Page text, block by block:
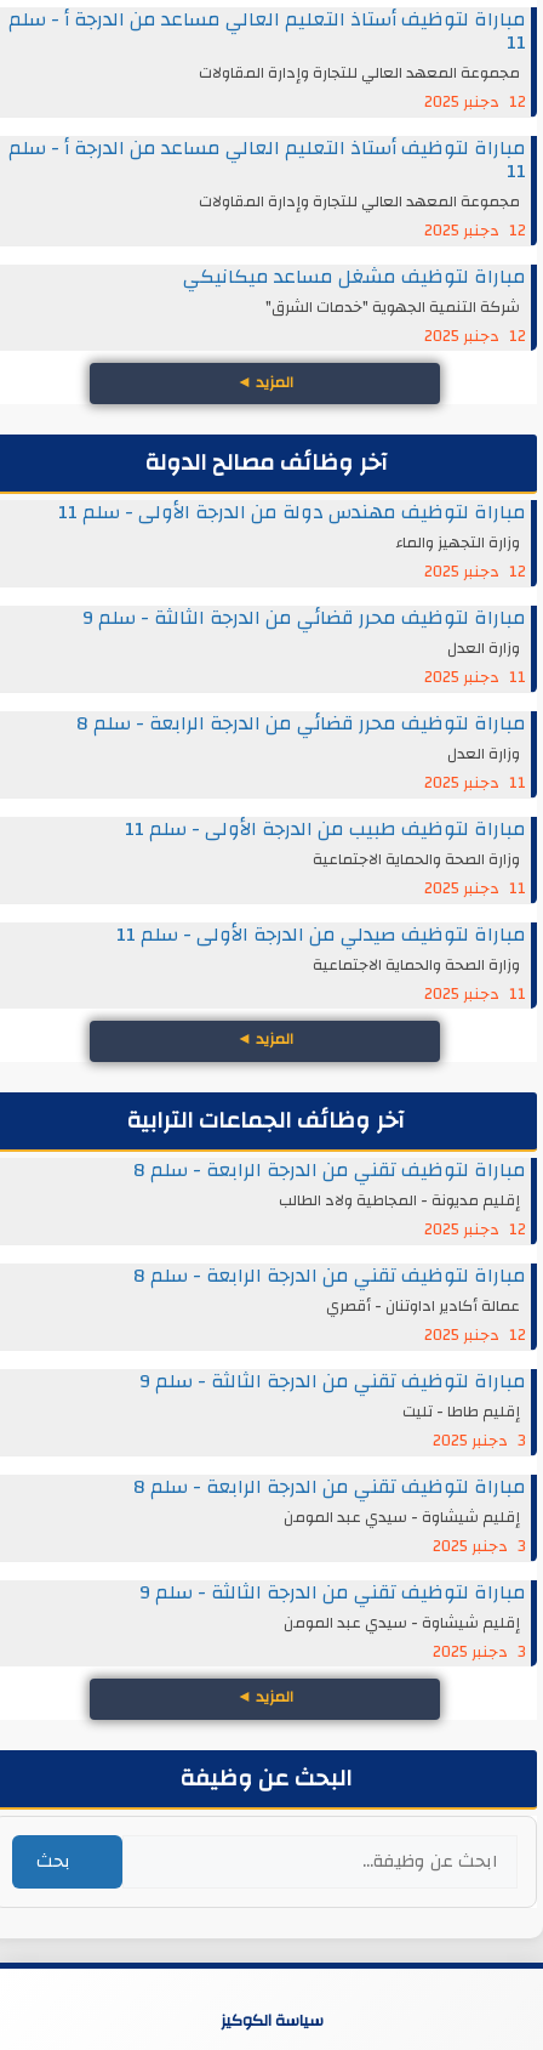
مباراة لتوظيف أستاذ التعليم العالي مساعد من الدرجة أ - سلم
11
مجموعة المعهد العالي للتجارة وإدارة المقاولات
12 دجنبر 2025
مباراة لتوظيف أستاذ التعليم العالي مساعد من الدرجة أ - سلم
11
مجموعة المعهد العالي للتجارة وإدارة المقاولات
12 دجنبر 2025
مباراة لتوظيف مشغل مساعد ميكانيكي
شركة التنمية الجهوية "خدمات الشرق"
12 دجنبر 2025
المزيد◄
آخر وظائف مصالح الدولة
مباراة لتوظيف مهندس دولة من الدرجة الأولى - سلم 11
وزارة التجهيز والماء
12 دجنبر 2025
مباراة لتوظيف محرر قضائي من الدرجة الثالثة - سلم 9
وزارة العدل
11 دجنبر 2025
مباراة لتوظيف محرر قضائي من الدرجة الرابعة - سلم 8
وزارة العدل
11 دجنبر 2025
مباراة لتوظيف طبيب من الدرجة الأولى - سلم 11
وزارة الصحة والحماية الاجتماعية
11 دجنبر 2025
مباراة لتوظيف صيدلي من الدرجة الأولى - سلم 11
وزارة الصحة والحماية الاجتماعية
11 دجنبر 2025
المزيد◄
آخر وظائف الجماعات الترابية
مباراة لتوظيف تقني من الدرجة الرابعة - سلم 8
إقليم مديونة - المجاطية ولاد الطالب
12 دجنبر 2025
مباراة لتوظيف تقني من الدرجة الرابعة - سلم 8
عمالة أكادير اداوتنان - أقصري
12 دجنبر 2025
مباراة لتوظيف تقني من الدرجة الثالثة - سلم 9
إقليم طاطا - تليت
مباراة لتوظيف تقني من الدرجة الرابعة - سلم 8
إقليم شيشاوة - سيدي عبد المومن
مباراة لتوظيف تقني من الدرجة الثالثة - سلم 9
إقليم شيشاوة - سيدي عبد المومن
المزيد◄
البحث عن وظيفة
بحث
سياسة الكوكيز